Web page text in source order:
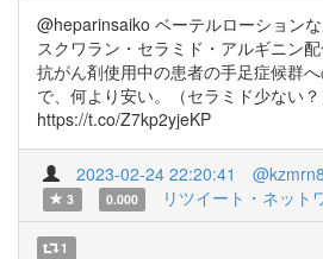
@heparinsaiko ベーテルローション
スクワラン・セラミド・アルギニン配
抗がん剤使用中の患者の手足症候群へ
で、何より安い。（セラミド少ない？
https://t.co/Z7kp2yjeKP
2023-02-24 22:20:41
3
0.000 リツイート・ネット
1